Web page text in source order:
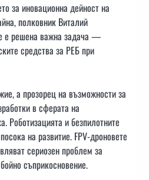
за иновационна дейност на
полковник Виталий
е решена важна задача —
средства за РЕБ при
а прозорец на възможности за
в сферата на
Роботизацията и безпилотните
на развитие. FPV-дроновете
сериозен проблем за
съприкосновение.